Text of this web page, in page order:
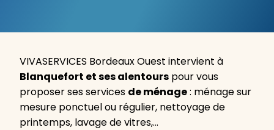
VIVASERVICES Bordeaux Ouest intervient à
Blanquefort et ses alentours pour vous
proposer ses services de ménage: ménage sur
mesure ponctuel ou régulier, nettoyage de
printemps, lavage de vitres,…